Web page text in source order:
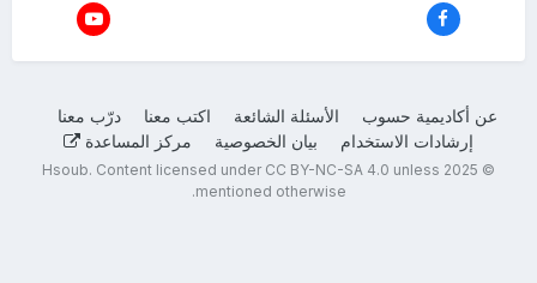
عن أكاديمية حسوب الأسئلة الشائعة اكتب معنا
درّب معنا
إرشادات الاستخدام
بيان الخصوصية مركز المساعدة
© 2025
Hsoub .Content licensed underCC BY-NC-SA 4.0unless
mentioned otherwise.